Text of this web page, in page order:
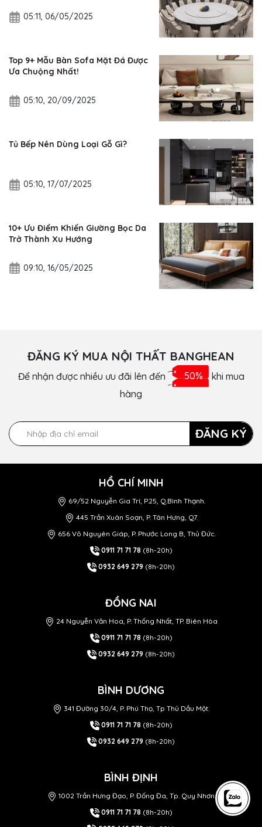
05:11, 06/05/2025
Top 9+ Mẫu Bàn Sofa Mặt Đá Được
Ưa Chuộng Nhất!
05:10, 20/09/2025
Tủ Bếp Nên Dùng Loại Gỗ Gì?
05:10, 17/07/2025
10+ Ưu Điểm Khiến Giường Bọc Da
Trở Thành Xu Hướng
09:10, 16/05/2025
ĐĂNG KÝ MUA NỘI THẤT BANGHEAN
Để nhận được nhiều ưu đãi lên đến 50% khi mua
hàng
ĐĂNG KÝ
HỒ CHÍ MINH
69/52 Nguyễn Gia Trí, P.25, Q.Bình Thạnh.
445 Trần Xuân Soạn, P. Tân Hưng, Q7.
656 Võ Nguyên Giáp, P. Phước Long B, Thủ Đức.
0911 71 71 78 (8h-20h)
0932 649 279 (8h-20h)
ĐỒNG NAI
24 Nguyễn Văn Hoa, P. Thống Nhất, TP. Biên Hòa
0911 71 71 78 (8h-20h)
0932 649 279 (8h-20h)
BÌNH DƯƠNG
341 Đường 30/4, P. Phú Thọ, Tp Thủ Dầu Một.
0911 71 71 78 (8h-20h)
0932 649 279 (8h-20h)
BÌNH ĐỊNH
1002 Trần Hưng Đạo, P. Đống Đa, Tp. Quy Nhơn
0911 71 71 78 (8h-20h)